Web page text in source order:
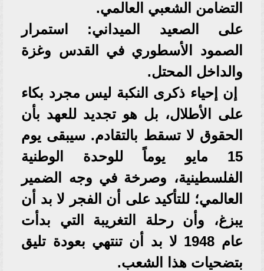
التضامن الشعبي العالمي.
​على الصعيد الميداني: استمرار
الصمود الأسطوري في القدس وغزة
والداخل المحتل.
​ ​إن إحياء ذكرى النكبة ليس مجرد بكاء
على الأطلال، بل هو تجديد للعهد بأن
الحقوق لا تسقط بالتقادم. سيبقى يوم
15 مايو يوماً للوحدة الوطنية
الفلسطينية، وصرخة في وجه الضمير
العالمي؛ للتأكيد على أن الفجر لا بد أن
يبزغ، وأن رحلة التغريبة التي بدأت
عام 1948 لا بد أن تنتهي بعودة تليق
بتضحيات هذا الشعب.